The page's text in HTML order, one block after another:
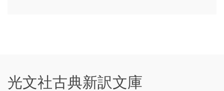
光文社古典新訳文庫